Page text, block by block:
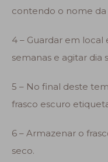
contendo o nome da
4 – Guardar em local
semanas e agitar dia
5 – No final deste
frasco escuro
6 – Armazenar o
seco.